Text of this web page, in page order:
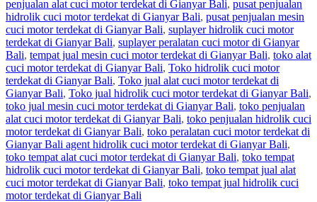
penjualan alat cuci motor terdekat di Gianyar Bali, pusat penjualan
hidrolik cuci motor terdekat di Gianyar Bali, pusat penjualan mesin
cuci motor terdekat di Gianyar Bali, suplayer hidrolik cuci motor
terdekat di Gianyar Bali, suplayer peralatan cuci motor di Gianyar
Bali, tempat jual mesin cuci motor terdekat di Gianyar Bali, toko alat
cuci motor terdekat di Gianyar Bali, Toko hidrolik cuci motor
terdekat di Gianyar Bali, Toko jual alat cuci motor terdekat di
Gianyar Bali, Toko jual hidrolik cuci motor terdekat di Gianyar Bali,
toko jual mesin cuci motor terdekat di Gianyar Bali, toko penjualan
alat cuci motor terdekat di Gianyar Bali, toko penjualan hidrolik cuci
motor terdekat di Gianyar Bali, toko peralatan cuci motor terdekat di
Gianyar Bali agent hidrolik cuci motor terdekat di Gianyar Bali,
toko tempat alat cuci motor terdekat di Gianyar Bali, toko tempat
hidrolik cuci motor terdekat di Gianyar Bali, toko tempat jual alat
cuci motor terdekat di Gianyar Bali, toko tempat jual hidrolik cuci
motor terdekat di Gianyar Bali